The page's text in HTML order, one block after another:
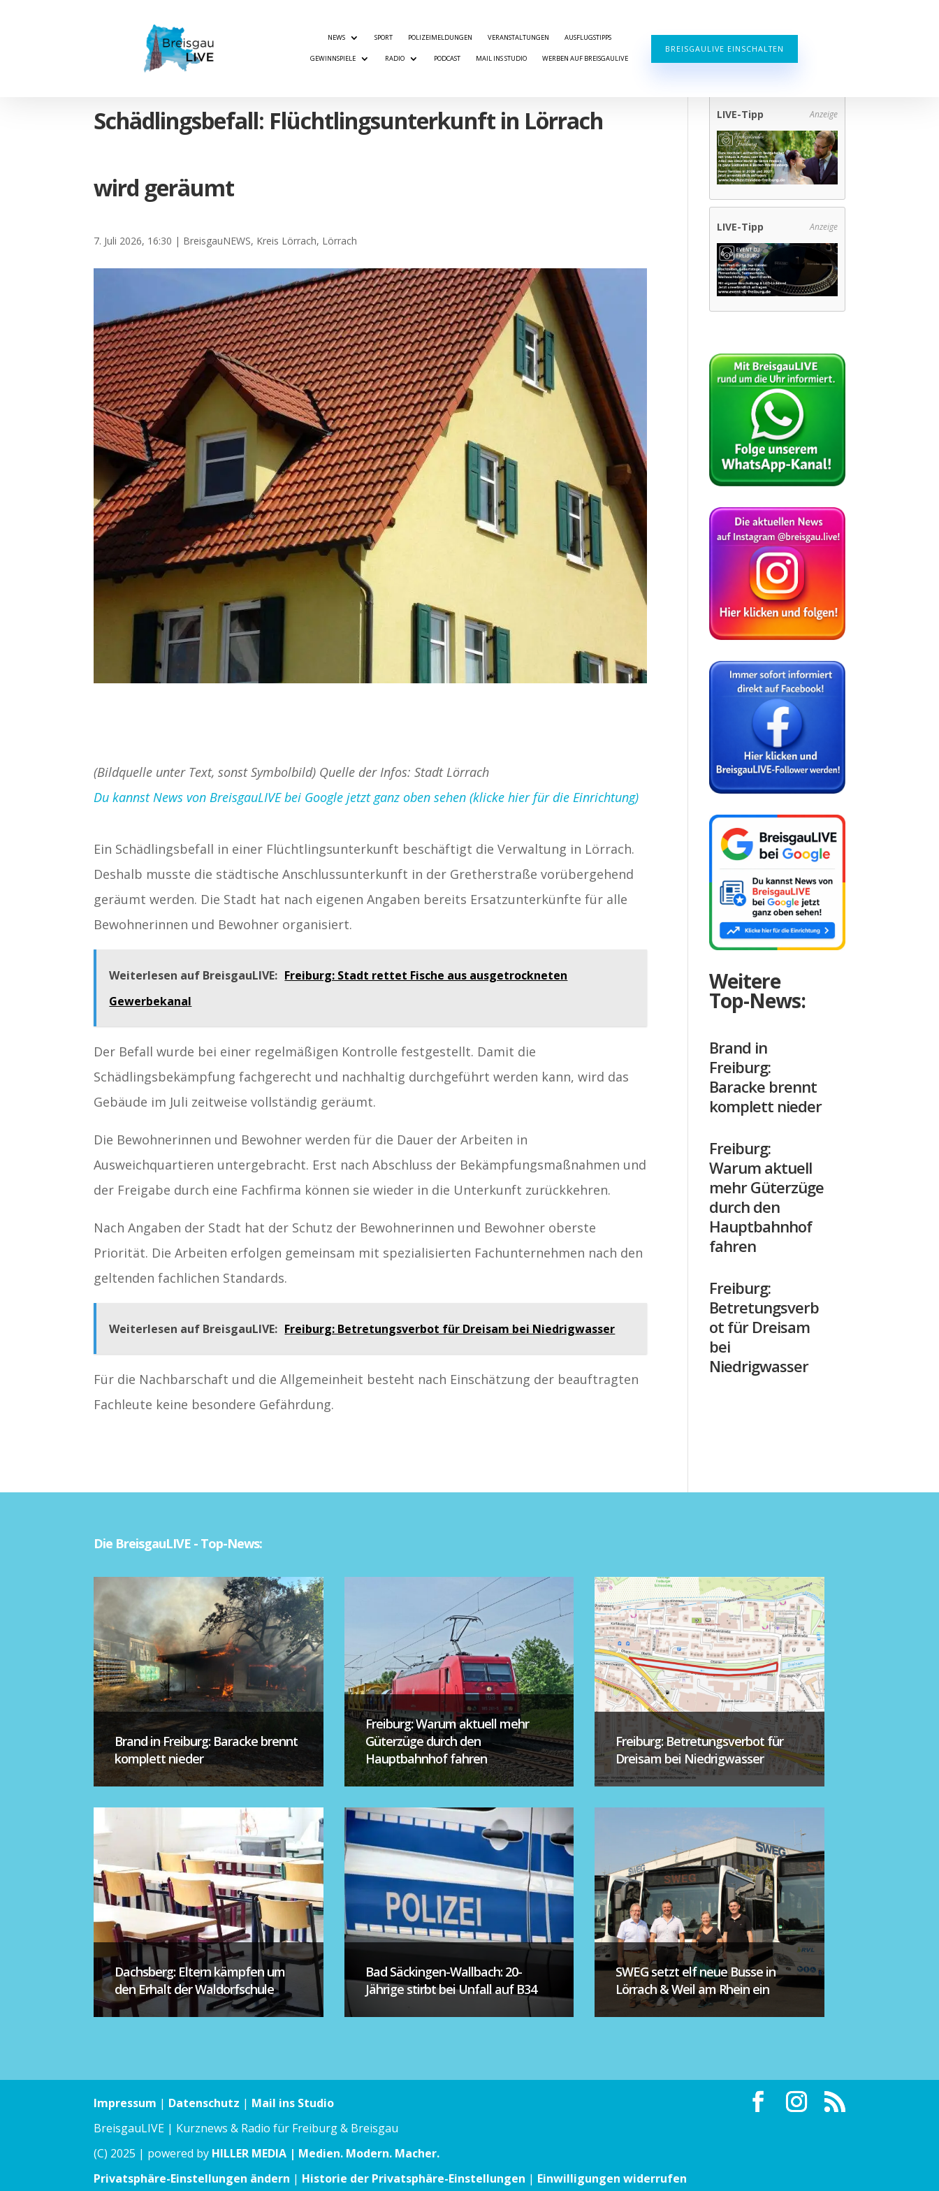
NEWS SPORT POLIZEIMELDUNGEN VERANSTALTUNGEN AUSFLUGSTIPPS
GEWINNSPIELE RADIO PODCAST MAIL INS STUDIO WERBEN AUF BREISGAULIVE
BREISGAULIVE EINSCHALTEN
Schädlingsbefall: Flüchtlingsunterkunft in Lörrach
wird geräumt
7. Juli 2026, 16:30 | BreisgauNEWS, Kreis Lörrach, Lörrach
(Bildquelle unter Text, sonst Symbolbild) Quelle der Infos: Stadt Lörrach
Du kannst News von BreisgauLIVE bei Google jetzt ganz oben sehen (klicke hier für die Einrichtung)
Ein Schädlingsbefall in einer Flüchtlingsunterkunft beschäftigt die Verwaltung in Lörrach.
Deshalb musste die städtische Anschlussunterkunft in der Gretherstraße vorübergehend
geräumt werden. Die Stadt hat nach eigenen Angaben bereits Ersatzunterkünfte für alle
Bewohnerinnen und Bewohner organisiert.
Weiterlesen auf BreisgauLIVE: Freiburg: Stadt rettet Fische aus ausgetrockneten
Gewerbekanal
Der Befall wurde bei einer regelmäßigen Kontrolle festgestellt. Damit die
Schädlingsbekämpfung fachgerecht und nachhaltig durchgeführt werden kann, wird das
Gebäude im Juli zeitweise vollständig geräumt.
Die Bewohnerinnen und Bewohner werden für die Dauer der Arbeiten in
Ausweichquartieren untergebracht. Erst nach Abschluss der Bekämpfungsmaßnahmen und
der Freigabe durch eine Fachfirma können sie wieder in die Unterkunft zurückkehren.
Nach Angaben der Stadt hat der Schutz der Bewohnerinnen und Bewohner oberste
Priorität. Die Arbeiten erfolgen gemeinsam mit spezialisierten Fachunternehmen nach den
geltenden fachlichen Standards.
Weiterlesen auf BreisgauLIVE: Freiburg: Betretungsverbot für Dreisam bei Niedrigwasser
Für die Nachbarschaft und die Allgemeinheit besteht nach Einschätzung der beauftragten
Fachleute keine besondere Gefährdung.
LIVE-Tipp Anzeige
LIVE-Tipp Anzeige
Weitere
Top-News:
Brand in
Freiburg:
Baracke brennt
komplett nieder
Freiburg:
Warum aktuell
mehr Güterzüge
durch den
Hauptbahnhof
fahren
Freiburg:
Betretungsverb
ot für Dreisam
bei
Niedrigwasser
Die BreisgauLIVE - Top-News:
Brand in Freiburg: Baracke brennt
komplett nieder
Freiburg: Warum aktuell mehr
Güterzüge durch den
Hauptbahnhof fahren
Freiburg: Betretungsverbot für
Dreisam bei Niedrigwasser
Dachsberg: Eltern kämpfen um
den Erhalt der Waldorfschule
Bad Säckingen-Wallbach: 20-
Jährige stirbt bei Unfall auf B34
SWEG setzt elf neue Busse in
Lörrach & Weil am Rhein ein
Impressum | Datenschutz | Mail ins Studio
BreisgauLIVE | Kurznews & Radio für Freiburg & Breisgau
(C) 2025 | powered by HILLER MEDIA | Medien. Modern. Macher.
Privatsphäre-Einstellungen ändern | Historie der Privatsphäre-Einstellungen | Einwilligungen widerrufen